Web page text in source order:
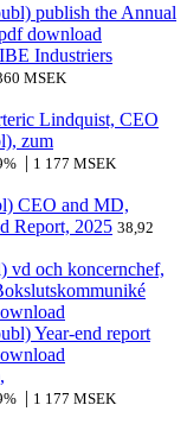
publish the Annual
Industriers
MSEK
Lindquist, CEO
zum
| 1 177 MSEK
CEO and MD,
Report, 2025 38,92
vd och koncernchef,
Year-end report
| 1 177 MSEK